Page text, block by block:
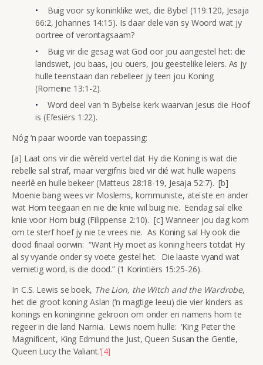
Buig voor sy koninklike wet, die Bybel (119:120, Jesaja
66:2, Johannes 14:15). Is daar dele van sy Woord wat jy
oortree of verontagsaam?
Buig vir die gesag wat God oor jou aangestel het: die
landswet, jou baas, jou ouers, jou geestelike leiers. As jy
hulle teenstaan dan rebelleer jy teen jou Koning
(Romeine 13:1-2).
Word deel van ‘n Bybelse kerk waarvan Jesus die Hoof
is (Efesiërs 1:22).
Nóg ‘n paar woorde van toepassing:
[a] Laat ons vir die wêreld vertel dat Hy die Koning is wat die
rebelle sal straf, maar vergifnis bied vir dié wat hulle wapens
neerlê en hulle bekeer (Matteus 28:18-19, Jesaja 52:7). [b]
Moenie bang wees vir Moslems, kommuniste, ateïste en ander
wat Hom teëgaan en nie die knie wil buig nie. Eendag sal elke
knie voor Hom buig (Filippense 2:10). [c] Wanneer jou dag kom
om te sterf hoef jy nie te vrees nie. As Koning sal Hy ook die
dood finaal oorwin: “Want Hy moet as koning heers totdat Hy
al sy vyande onder sy voete gestel het. Die laaste vyand wat
vernietig word, is die dood.” (1 Korintiërs 15:25-26).
In C.S. Lewis se boek, The Lion, the Witch and the Wardrobe,
het die groot koning Aslan (‘n magtige leeu) die vier kinders as
konings en koninginne gekroon om onder en namens hom te
regeer in die land Narnia. Lewis noem hulle: ‘King Peter the
Magnificent, King Edmund the Just, Queen Susan the Gentle,
Queen Lucy the Valiant.’[4]